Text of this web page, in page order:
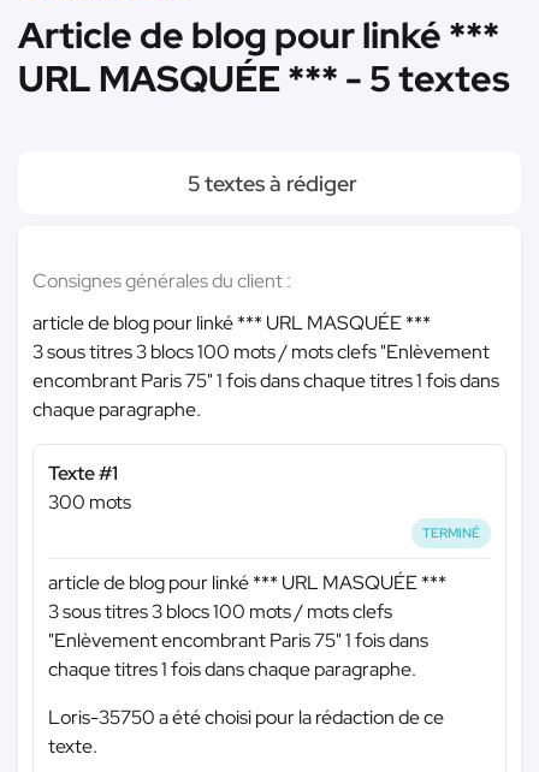
Article de blog pour linké ***
URL MASQUÉE *** - 5 textes
5 textes à rédiger
Consignes générales du client :
article de blog pour linké*** URL MASQUÉE ***
3 sous titres 3 blocs 100 mots / mots clefs "Enlèvement
encombrant Paris 75" 1 fois dans chaque titres 1 fois dans
chaque paragraphe.
Texte #1
300 mots
TERMINÉ
article de blog pour linké*** URL MASQUÉE ***
3 sous titres 3 blocs 100 mots / mots clefs
"Enlèvement encombrant Paris 75" 1 fois dans
chaque titres 1 fois dans chaque paragraphe.
Loris-35750 a été choisi pour la rédaction de ce
texte.